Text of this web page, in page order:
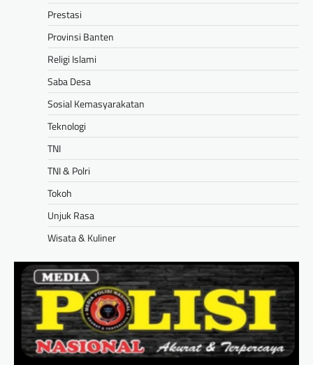
Prestasi
Provinsi Banten
Religi Islami
Saba Desa
Sosial Kemasyarakatan
Teknologi
TNI
TNI & Polri
Tokoh
Unjuk Rasa
Wisata & Kuliner